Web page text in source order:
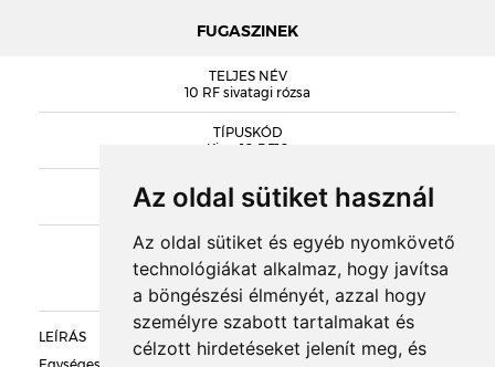
Az oldal sütiket használ
Az oldal sütiket és egyéb nyomkövető
technológiákat alkalmaz, hogy javítsa
a böngészési élményét, azzal hogy
személyre szabott tartalmakat és
célzott hirdetéseket jelenít meg, és
FUGASZINEK
TELJES NÉV
10 RF sivatagi rózsa
TÍPUSKÓD
King 10 RF10
SOROZAT
Dream House
KIEGÉSZÍTŐK
LEÍRÁS
MÉRETEK
DOBOZOLÁS
TÖMEG
RAKLAPTÖMEG
KING HOMLOKZATI LAP KATALÓGUS